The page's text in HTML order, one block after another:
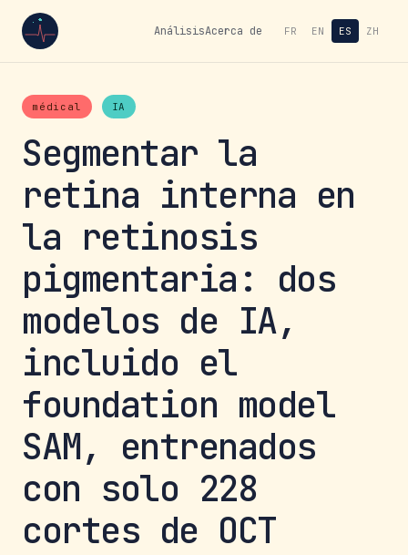
AnálisisAcerca de FR EN ES ZH
médical IA
Segmentar la
retina interna en
la retinosis
pigmentaria: dos
modelos de IA,
incluido el
foundation model
SAM, entrenados
con solo 228
cortes de OCT